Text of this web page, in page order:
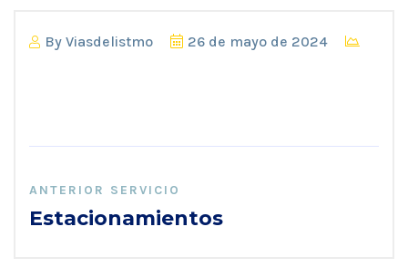
By Viasdelistmo 26 de mayo de 2024
ANTERIOR SERVICIO
Estacionamientos